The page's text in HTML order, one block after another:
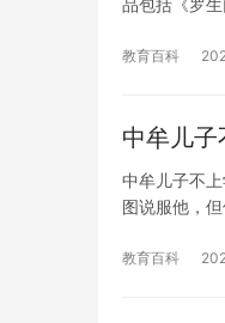
教育百科
中牟儿子
中牟儿子不
图说服他，
教育百科